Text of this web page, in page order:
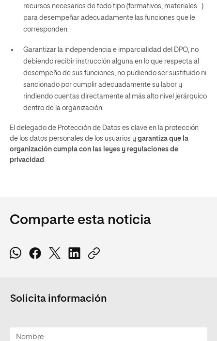
recursos necesarios de todo tipo (formativos, materiales…)
para desempeñar adecuadamente las funciones que le
corresponden.
Garantizar la independencia e imparcialidad del DPO, no
debiendo recibir instrucción alguna en lo que respecta al
desempeño de sus funciones, no pudiendo ser sustituido ni
sancionado por cumplir adecuadamente su labor y
rindiendo cuentas directamente al más alto nivel jerárquico
dentro de la organización.
El delegado de Protección de Datos es clave en la protección
de los datos personales de los usuarios y garantiza que la
organización cumpla con las leyes y regulaciones de
privacidad
Comparte esta noticia
Solicita información